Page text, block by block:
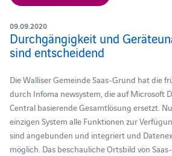
09.09.2020
Durchgängigkeit und
sind entscheidend
Die Walliser Gemeinde Saas-Grund hat die
durch Infoma newsystem, die auf Microsoft
Central basierende Gesamtlösung ersetzt.
einzigen System alle Funktionen zur
sind angebunden und integriert und
möglich. Das beschauliche Ortsbild von